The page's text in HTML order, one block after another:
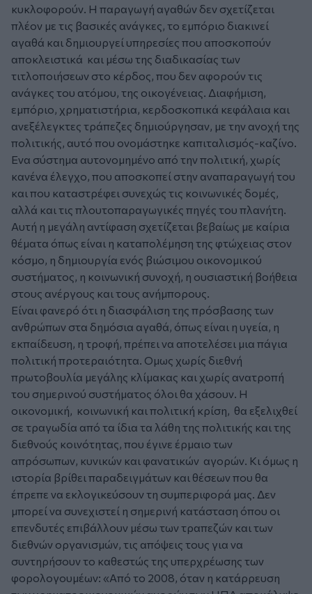
κυκλοφορούν. Η παραγωγή αγαθών δεν σχετίζεται
πλέον με τις βασικές ανάγκες, το εμπόριο διακινεί
αγαθά και δημιουργεί υπηρεσίες που αποσκοπούν
αποκλειστικά και μέσω της διαδικασίας των
τιτλοποιήσεων στο κέρδος, που δεν αφορούν τις
ανάγκες του ατόμου, της οικογένειας. Διαφήμιση,
εμπόριο, χρηματιστήρια, κερδοσκοπικά κεφάλαια και
ανεξέλεγκτες τράπεζες δημιούργησαν, με την ανοχή της
πολιτικής, αυτό που ονομάστηκε καπιταλισμός-καζίνο.
Ενα σύστημα αυτονομημένο από την πολιτική, χωρίς
κανένα έλεγχο, που αποσκοπεί στην αναπαραγωγή του
και που καταστρέφει συνεχώς τις κοινωνικές δομές,
αλλά και τις πλουτοπαραγωγικές πηγές του πλανήτη.
Αυτή η μεγάλη αντίφαση σχετίζεται βεβαίως με καίρια
θέματα όπως είναι η καταπολέμηση της φτώχειας στον
κόσμο, η δημιουργία ενός βιώσιμου οικονομικού
συστήματος, η κοινωνική συνοχή, η ουσιαστική βοήθεια
στους ανέργους και τους ανήμπορους.
Είναι φανερό ότι η διασφάλιση της πρόσβασης των
ανθρώπων στα δημόσια αγαθά, όπως είναι η υγεία, η
εκπαίδευση, η τροφή, πρέπει να αποτελέσει μια πάγια
πολιτική προτεραιότητα. Ομως χωρίς διεθνή
πρωτοβουλία μεγάλης κλίμακας και χωρίς ανατροπή
του σημερινού συστήματος όλοι θα χάσουν. Η
οικονομική, κοινωνική και πολιτική κρίση, θα εξελιχθεί
σε τραγωδία από τα ίδια τα λάθη της πολιτικής και της
διεθνούς κοινότητας, που έγινε έρμαιο των
απρόσωπων, κυνικών και φανατικών αγορών. Κι όμως η
ιστορία βρίθει παραδειγμάτων και θέσεων που θα
έπρεπε να εκλογικεύσουν τη συμπεριφορά μας. Δεν
μπορεί να συνεχιστεί η σημερινή κατάσταση όπου οι
επενδυτές επιβάλλουν μέσω των τραπεζών και των
διεθνών οργανισμών, τις απόψεις τους για να
συντηρήσουν το καθεστώς της υπερχρέωσης των
φορολογουμέων: «Από το 2008, όταν η κατάρρευση